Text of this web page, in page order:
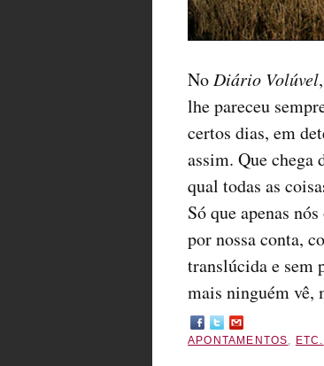
No Diário Volúvel
lhe pareceu
certos dias, em
assim. Que chega
qual todas as
Só que apenas
por nossa conta,
translúcida e sem
mais ninguém vê,
APONTAMENTOS, ETC.